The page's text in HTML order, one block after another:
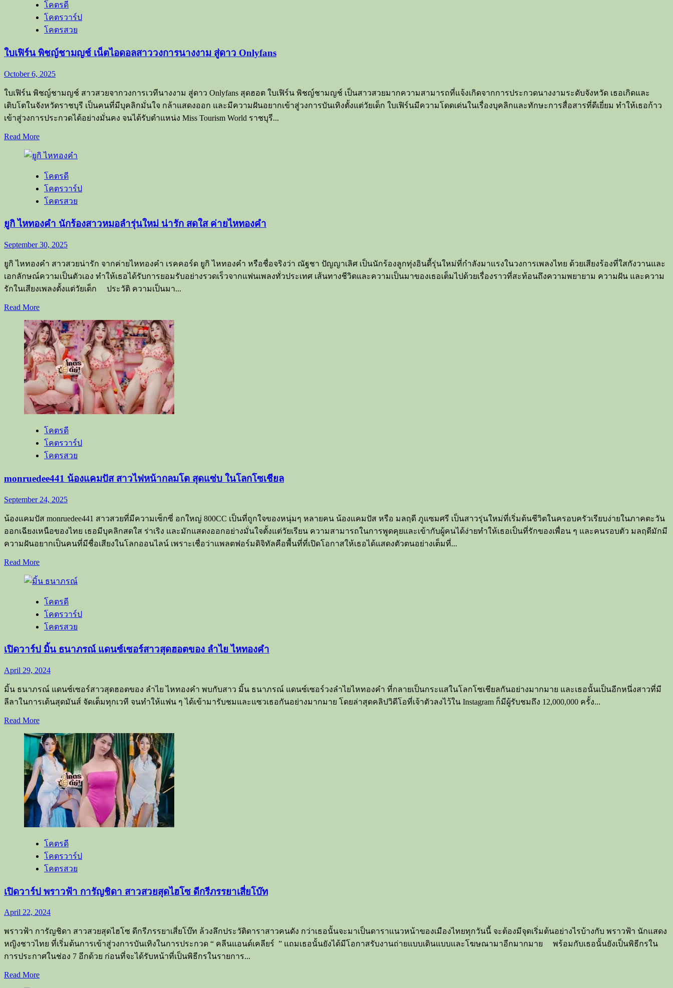
นี่
มัด
ไหม
ทางการ
แบบ
จาก
Playboy
ปี
โคตรดี
โคตรวาร์ป
โคตรสวย
ใบเฟิร์น พิชญ์ชามญช์ เน็ตไอดอลสาววงการนางงาม สู่ดาว Onlyfans
October 6, 2025
ใบเฟิร์น พิชญ์ชามญช์ สาวสวยจากวงการเวทีนางงาม สู่ดาว Onlyfans สุดฮอต ใบเฟิร์น พิชญ์ชามญช์ เป็นสาวสวยมากความสามารถที่แจ้งเกิดจากการประกวดนางงามระดับจังหวัด เธอเกิดและ
เติบโตในจังหวัดราชบุรี เป็นคนที่มีบุคลิกมั่นใจ กล้าแสดงออก และมีความฝันอยากเข้าสู่วงการบันเทิงตั้งแต่วัยเด็ก ใบเฟิร์นมีความโดดเด่นในเรื่องบุคลิกและทักษะการสื่อสารที่ดีเยี่ยม ทำให้เธอก้าว
เข้าสู่วงการประกวดได้อย่างมั่นคง จนได้รับตำแหน่ง Miss Tourism World ราชบุรี...
Read MoreRead
about
เฟิร์น
พิชญ์
ชาม
เน็ต
ไอ
สาว
วงการ
นางงาม
Onlyfans
โคตรดี
โคตรวาร์ป
โคตรสวย
ยูกิ ไหทองคำ นักร้องสาวหมอลำรุ่นใหม่ น่ารัก สดใส ค่ายไหทองคำ
September 30, 2025
ยูกิ ไหทองคำ สาวสวยน่ารัก จากค่ายไหทองคำ เรคคอร์ด ยูกิ ไหทองคำ หรือชื่อจริงว่า ณัฐชา ปัญญาเลิศ เป็นนักร้องลูกทุ่งอินดี้รุ่นใหม่ที่กำลังมาแรงในวงการเพลงไทย ด้วยเสียงร้องที่ใสกังวานและ
เอกลักษณ์ความเป็นตัวเอง ทำให้เธอได้รับการยอมรับอย่างรวดเร็วจากแฟนเพลงทั่วประเทศ เส้นทางชีวิตและความเป็นมาของเธอเต็มไปด้วยเรื่องราวที่สะท้อนถึงความพยายาม ความฝัน และความ
รักในเสียงเพลงตั้งแต่วัยเด็ก ประวัติ ความเป็นมา...
Read MoreRead
about
ยูกิ
ไห
ทองคำ
นัก
ร้อง
สาว
หมอลำ
ใหม่
น่า
รัก
สดใส
ไห
โคตรดี
โคตรวาร์ป
โคตรสวย
monruedee441 น้องแคมปัส สาวไฟหน้ากลมโต สุดแซ่บ ในโลกโซเชียล
September 24, 2025
น้องแคมปัส monruedee441 สาวสวยที่มีความเซ็กซี่ อกใหญ่ 800CC เป็นที่ถูกใจของหนุ่มๆ หลายคน น้องแคมปัส หรือ มลฤดี ภูแซมศรี เป็นสาวรุ่นใหม่ที่เริ่มต้นชีวิตในครอบครัวเรียบง่ายในภาคตะวัน
ออกเฉียงเหนือของไทย เธอมีบุคลิกสดใส ร่าเริง และมักแสดงออกอย่างมั่นใจตั้งแต่วัยเรียน ความสามารถในการพูดคุยและเข้ากับผู้คนได้ง่ายทำให้เธอเป็นที่รักของเพื่อน ๆ และคนรอบตัว มลฤดีมักมี
ความฝันอยากเป็นคนที่มีชื่อเสียงในโลกออนไลน์ เพราะเชื่อว่าแพลตฟอร์มดิจิทัลคือพื้นที่ที่เปิดโอกาสให้เธอได้แสดงตัวตนอย่างเต็มที่...
Read MoreRead
about
น้อง
แคมปัส
สาว
หน้า
โต
สุด
แซ่บ
โลก
โซ
เชีย
ล
โคตรดี
โคตรวาร์ป
โคตรสวย
เปิดวาร์ป มิ้น ธนาภรณ์ แดนซ์เซอร์สาวสุดฮอตของ ลำไย ไหทองคำ
April 29, 2024
มิ้น ธนาภรณ์ แดนซ์เซอร์สาวสุดฮอตของ ลำไย ไหทองคำ พบกับสาว มิ้น ธนาภรณ์ แดนซ์เซอร์วงลำไยไหทองคำ ที่กลายเป็นกระแสในโลกโซเชียลกันอย่างมากมาย และเธอนั้นเป็นอีกหนึ่งสาวที่มี
ลีลาในการเต้นสุดมันส์ จัดเต็มทุกเวที จนทำให้แฟน ๆ ได้เข้ามารับชมและแซวเธอกันอย่างมากมาย โดยล่าสุดคลิปวิดีโอที่เจ้าตัวลงไว้ใน Instagram ก็มีผู้รับชมถึง 12,000,000 ครั้ง...
Read MoreRead
about
เปิด
วาร์
ป
มิ้น
ธนาภ
รณ์
แดน
เซอร์
สาว
สุด
ฮอต
ลำไย
ทองคำ
โคตรดี
โคตรวาร์ป
โคตรสวย
เปิดวาร์ป พราวฟ้า การัญชิดา สาวสวยสุดไฮโซ ดีกรีภรรยาเสี่ยโบ๊ท
April 22, 2024
พราวฟ้า การัญชิดา สาวสวยสุดไฮโซ ดีกรีภรรยาเสี่ยโบ๊ท ล้วงลึกประวัติดาราสาวคนดัง กว่าเธอนั้นจะมาเป็นดาราแนวหน้าของเมืองไทยทุกวันนี้ จะต้องมีจุดเริ่มต้นอย่างไรบ้างกับ พราวฟ้า นักแสดง
หญิงชาวไทย ที่เริ่มต้นการเข้าสู่วงการบันเทิงในการประกวด “ คลีนแอนด์เคลียร์ ” แถมเธอนั้นยังได้มีโอกาสรับงานถ่ายแบบเดินแบบและโฆษณามาอีกมากมาย พร้อมกับเธอนั้นยังเป็นพิธีกรใน
การประกาศในช่อง 7 อีกด้วย ก่อนที่จะได้รับหน้าที่เป็นพิธีกรในรายการ...
Read MoreRead